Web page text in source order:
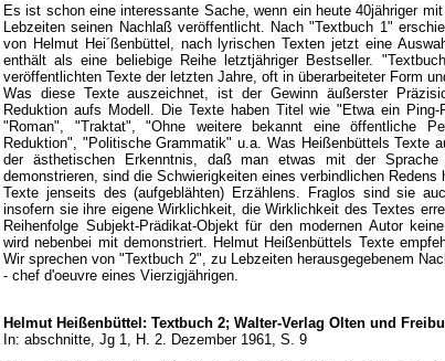
Es ist schon eine interessante Sache, wenn ein heute 40jähriger
Lebzeiten seinen Nachlaß veröffentlicht. Nach "Textbuch 1"
von Helmut Hei´ßenbüttel, nach lyrischen Texten jetzt eine
enthält als eine beliebige Reihe letztjähriger Bestseller.
veröffentlichten Texte der letzten Jahre, oft in überarbeiteter Form
Was diese Texte auszeichnet, ist der Gewinn äußerster
Reduktion aufs Modell. Die Texte haben Titel wie "Etwa ein Ping-
"Roman", "Traktat", "Ohne weitere bekannt eine öffentliche
Reduktion", "Politische Grammatik" u.a. Was Heißenbüttels Texte
der ästhetischen Erkenntnis, daß man etwas mit der
demonstrieren, sind die Schwierigkeiten eines verbindlichen
Texte jenseits des (aufgeblähten) Erzählens. Fraglos sind sie
insofern sie ihre eigene Wirklichkeit, die Wirklichkeit des Textes
Reihenfolge Subjekt-Prädikat-Objekt für den modernen Autor
wird nebenbei mit demonstriert. Helmut Heißenbüttels Texte
Wir sprechen von "Textbuch 2", zu Lebzeiten herausgegebenem
- chef d'oeuvre eines Vierzigjährigen.
Helmut Heißenbüttel: Textbuch 2; Walter-Verlag Olten und
In: abschnitte, Jg 1, H. 2. Dezember 1961, S. 9